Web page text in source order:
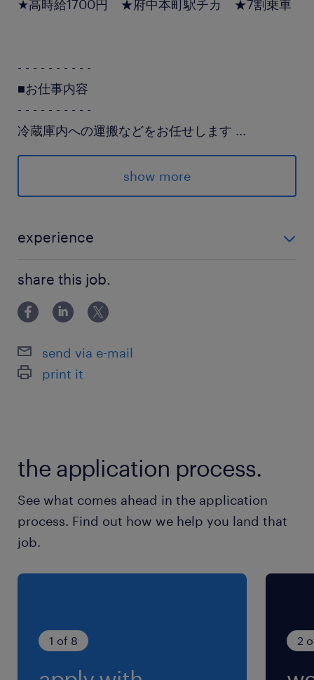
★高時給1700円 ★府中本町駅チカ ★7割乗車
- - - - - - - - - -
■お仕事内容
- - - - - - - - - -
冷蔵庫内への運搬などをお任せします ...
（庫内は5～15℃とすずしい♪）
＊荷下ろし作業
＊検品
＊QRコード発行 など
カウンター、リーチ作業があります！
派遣先の特徴
人気飲料の製造や運搬などに深く関わっている企
南武線、武蔵野線／府中本町駅（徒歩13分）
京王線、南武線／分倍河原駅（その他7分）
休日休暇
土日祝日
8:30-17:30（実働8時間00分・休憩60分）
show more
experience
ンクや経験年数などは気になる点はお気軽にご相談く
ださい！
share this job.
send via e-mail
print it
the application process.
See what comes ahead in the application
process. Find out how we help you land that
job.
1 of 8 2